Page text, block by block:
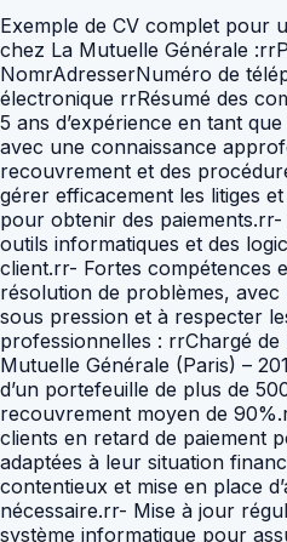
Exemple de CV complet pour
chez La Mutuelle Générale
NomrAdresserNuméro de
électronique rrRésumé des
5 ans d’expérience en tant
avec une connaissance
recouvrement et des
gérer efficacement les litiges
pour obtenir des
outils informatiques et des
client.rr- Fortes compétences
résolution de problèmes,
sous pression et à respecter
professionnelles : rrChargé
Mutuelle Générale (Paris) –
d’un portefeuille de plus de
recouvrement moyen de
clients en retard de paiement
adaptées à leur situation
contentieux et mise en place
nécessaire.rr- Mise à jour
système informatique pour